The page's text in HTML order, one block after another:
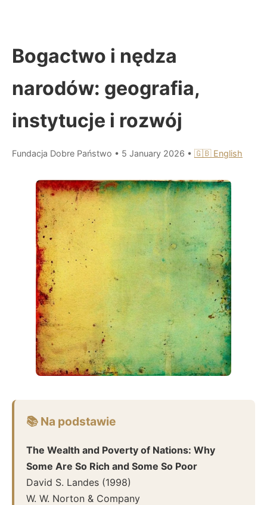
Bogactwo i nędza
narodów: geografia,
instytucje i rozwój
Fundacja Dobre Państwo • 5 January 2026 • 🇬🇧 English
📚 Na podstawie
The Wealth and Poverty of Nations: Why
Some Are So Rich and Some So Poor
David S. Landes (1998)
W. W. Norton & Company